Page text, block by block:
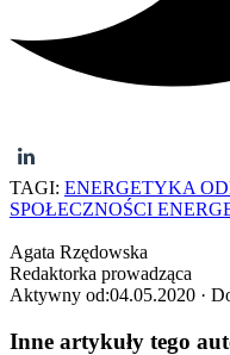
TAGI: ENERGETYKA
SPOŁECZNOŚCI
Agata Rzędowska
Redaktorka prowadząca
Aktywny od:04.05.2020 ·
Inne artykuły tego